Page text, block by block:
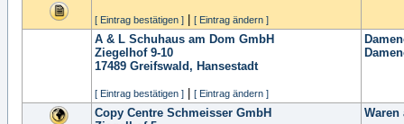
[ Eintrag bestätigen ] [ Eintrag ändern ]
A & L Schuhaus am Dom GmbH
Ziegelhof 9-10
17489 Greifswald, Hansestadt
[ Eintrag bestätigen ] [ Eintrag ändern ]
Copy Centre Schmeisser GmbH
Waren